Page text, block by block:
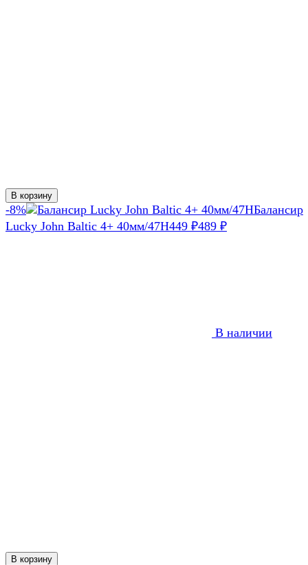
В корзину
-8%
Балансир
Lucky John Baltic 4+ 40мм/47H449 ₽489 ₽
В наличии
В корзину